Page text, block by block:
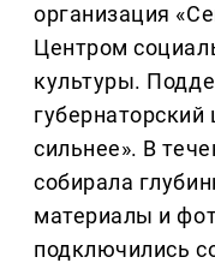
организация
Центром
культуры.
сильнее». В
собирала
материалы и
подключились